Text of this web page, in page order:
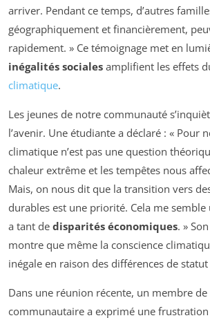
arriver. Pendant ce temps, d’autres
géographiquement et financièrement,
rapidement. » Ce témoignage met en
inégalités sociales amplifient les effets
climatique.
Les jeunes de notre communauté
l’avenir. Une étudiante a déclaré : « Pour
climatique n’est pas une question
chaleur extrême et les tempêtes nous
Mais, on nous dit que la transition vers
durables est une priorité. Cela me
a tant de disparités économiques. »
montre que même la conscience
inégale en raison des différences de
Dans une réunion récente, un membre
communautaire a exprimé une frustration